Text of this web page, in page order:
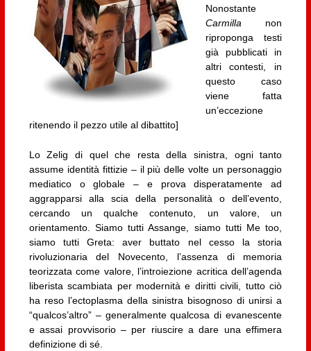
Nonostante
Carmilla non
riproponga testi
già pubblicati in
altri contesti, in
questo caso
viene fatta
un’eccezione
ritenendo il pezzo utile al dibattito]
Lo Zelig di quel che resta della sinistra, ogni tanto
assume identità fittizie – il più delle volte un personaggio
mediatico o globale – e prova disperatamente ad
aggrapparsi alla scia della personalità o dell’evento,
cercando un qualche contenuto, un valore, un
orientamento. Siamo tutti Assange, siamo tutti Me too,
siamo tutti Greta: aver buttato nel cesso la storia
rivoluzionaria del Novecento, l’assenza di memoria
teorizzata come valore, l’introiezione acritica dell’agenda
liberista scambiata per modernità e diritti civili, tutto ciò
ha reso l’ectoplasma della sinistra bisognoso di unirsi a
“qualcos’altro” – generalmente qualcosa di evanescente
e assai provvisorio – per riuscire a dare una effimera
definizione di sé.